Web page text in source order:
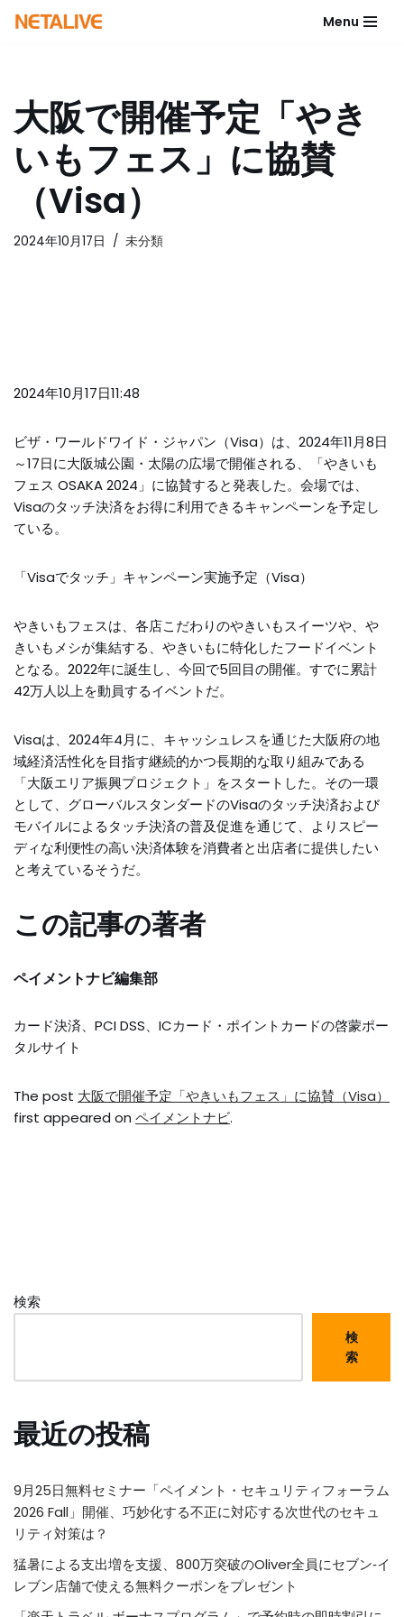
ン
ツ
へ
ス
プ
Menu
大阪で開催予定「やき
いもフェス」に協賛
（Visa）
2024年10月17日 未分類
2024年10月17日11:48
ビザ・ワールドワイド・ジャパン（Visa）は、2024年11月8日
～17日に大阪城公園・太陽の広場で開催される、「やきいも
フェス OSAKA 2024」に協賛すると発表した。会場では、
Visaのタッチ決済をお得に利用できるキャンペーンを予定し
ている。
「Visaでタッチ」キャンペーン実施予定（Visa）
やきいもフェスは、各店こだわりのやきいもスイーツや、や
きいもメシが集結する、やきいもに特化したフードイベント
となる。2022年に誕生し、今回で5回目の開催。すでに累計
42万人以上を動員するイベントだ。
Visaは、2024年4月に、キャッシュレスを通じた大阪府の地
域経済活性化を目指す継続的かつ長期的な取り組みである
「大阪エリア振興プロジェクト」をスタートした。その一環
として、グローバルスタンダードのVisaのタッチ決済および
モバイルによるタッチ決済の普及促進を通じて、よりスピー
ディな利便性の高い決済体験を消費者と出店者に提供したい
と考えているそうだ。
この記事の著者
ペイメントナビ編集部
カード決済、PCI DSS、ICカード・ポイントカードの啓蒙ポー
タルサイト
The post 大阪で開催予定「やきいもフェス」に協賛（Visa）
first appeared on ペイメントナビ.
検索
検
索
最近の投稿
9月25日無料セミナー「ペイメント・セキュリティフォーラム
2026 Fall」開催、巧妙化する不正に対応する次世代のセキュ
リティ対策は？
猛暑による支出増を支援、800万突破のOliver全員にセブン‐イ
レブン店舗で使える無料クーポンをプレゼント